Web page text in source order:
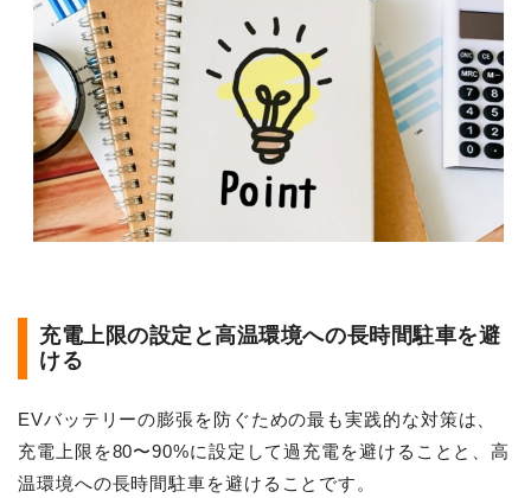
充電上限の設定と高温環境への長時間駐車を避
ける
EVバッテリーの膨張を防ぐための最も実践的な対策は、
充電上限を80〜90%に設定して過充電を避けることと、高
温環境への長時間駐車を避けることです。